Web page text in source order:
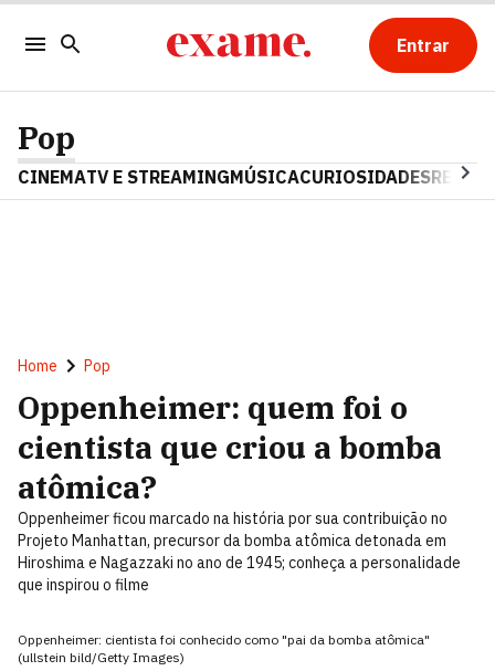
Entrar
Pop
CINEMATV E STREAMINGMÚSICACURIOSIDADES
Home Pop
Oppenheimer: quem foi o
cientista que criou a bomba
atômica?
Oppenheimer ficou marcado na história por sua contribuição no
Projeto Manhattan, precursor da bomba atômica detonada em
Hiroshima e Nagazzaki no ano de 1945; conheça a personalidade
que inspirou o filme
Oppenheimer: cientista foi conhecido como "pai da bomba atômica"
(ullstein bild/Getty Images)